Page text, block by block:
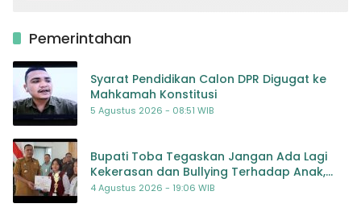
Pemerintahan
Syarat Pendidikan Calon DPR Digugat ke
Mahkamah Konstitusi
5 Agustus 2026 - 08:51 WIB
Bupati Toba Tegaskan Jangan Ada Lagi
Kekerasan dan Bullying Terhadap Anak,
Dorong Kolaborasi Seluruh Pihak
4 Agustus 2026 - 19:06 WIB